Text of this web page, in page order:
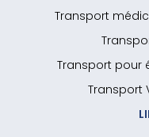
Transport
Transport pour
Transport